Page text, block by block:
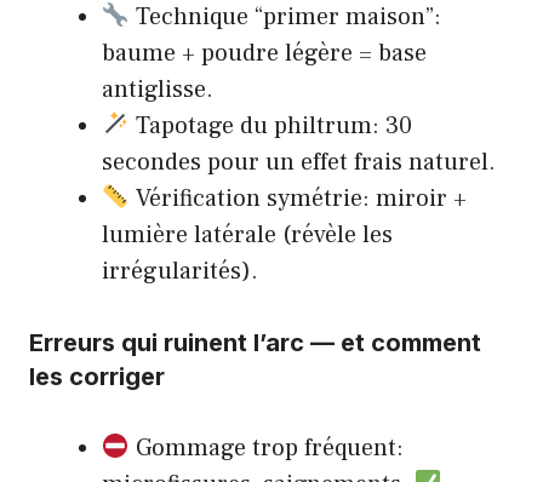
Technique “primer maison”:
baume + poudre légère = base
antiglisse.
Tapotage du philtrum: 30
secondes pour un effet frais naturel.
Vérification symétrie: miroir +
lumière latérale (révèle les
irrégularités).
Erreurs qui ruinent l’arc — et comment
les corriger
Gommage trop fréquent: